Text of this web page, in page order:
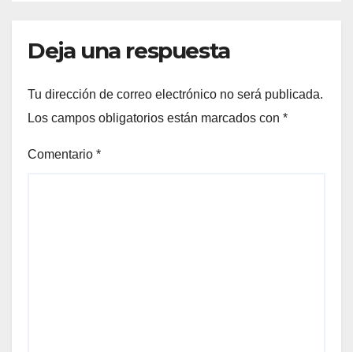
Deja una respuesta
Tu dirección de correo electrónico no será publicada.
Los campos obligatorios están marcados con *
Comentario *